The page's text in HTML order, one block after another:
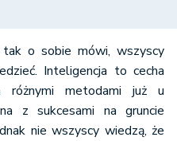
o sobie mówi, wszyscy
Inteligencja to cecha
różnymi metodami już u
z sukcesami na gruncie
nie wszyscy wiedzą, że